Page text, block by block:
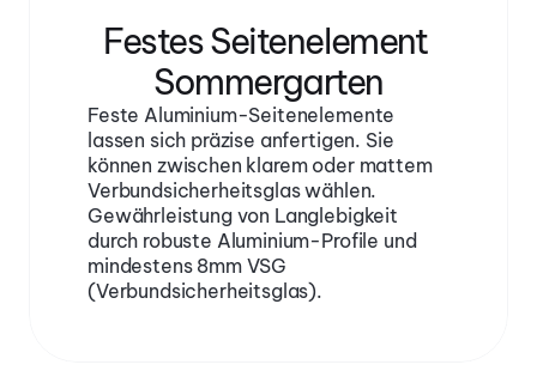
Festes Seitenelement
Sommergarten
Feste Aluminium-Seitenelemente
lassen sich präzise anfertigen. Sie
können zwischen klarem oder mattem
Verbundsicherheitsglas wählen.
Gewährleistung von Langlebigkeit
durch robuste Aluminium-Profile und
mindestens 8mm VSG
(Verbundsicherheitsglas).